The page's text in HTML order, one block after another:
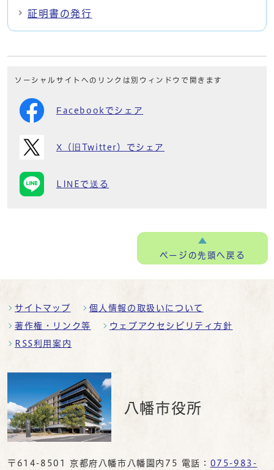
証明書の発行
ソーシャルサイトへのリンクは別ウィンドウで開きます
Facebookでシェア
X（旧Twitter）でシェア
LINEで送る
ページの先頭へ戻る
サイトマップ 個人情報の取扱いについて
著作権・リンク等 ウェブアクセシビリティ方針
RSS利用案内
八幡市役所
〒614-8501 京都府八幡市八幡園内75 電話： 075-983-